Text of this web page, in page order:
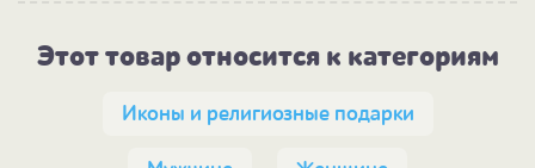
Этот товар относится к категориям
Иконы и религиозные подарки